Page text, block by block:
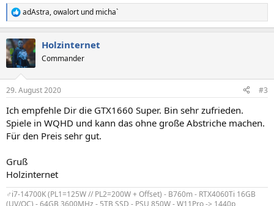
R
e
k
t
i
e
:
adAstra,owalort und micha`
Holzinternet
Commander
29. August 2020 #3
Ich empfehle Dir die GTX1660 Super. Bin sehr zufrieden.
Spiele in WQHD und kann das ohne große Abstriche machen.
Für den Preis sehr gut.
Gruß
Holzinternet
♂️i7-14700K (PL1=125W // PL2=200W + Offset) - B760m - RTX4060Ti 16GB
(UV/OC) - 64GB 3600MHz - 5TB SSD - PSU 850W - W11Pro -> 1440p